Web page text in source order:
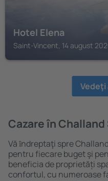
Hotel Elena
Saint-Vincent, 14 august
Cazare în
Vă ȋndreptaţi spre
pentru fiecare buget şi
beneficia de proprietăți
confortul, cu numeroase